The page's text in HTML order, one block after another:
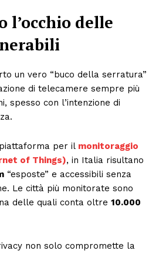
l’occhio delle
un vero “buco della serratura”
di telecamere sempre più
spesso con l’intenzione di
per il monitoraggio
of Things), in Italia risultano
“esposte” e accessibili senza
Le città più monitorate sono
delle quali conta oltre 10.000
non solo compromette la